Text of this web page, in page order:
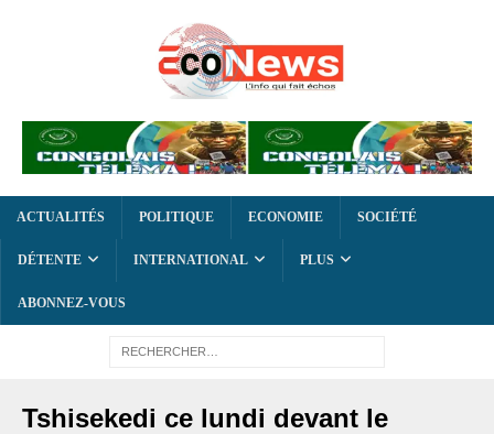
ACTUALITÉS POLITIQUE ECONOMIE SOCIÉTÉ
DÉTENTE INTERNATIONAL PLUS
ABONNEZ-VOUS
Tshisekedi ce lundi devant le